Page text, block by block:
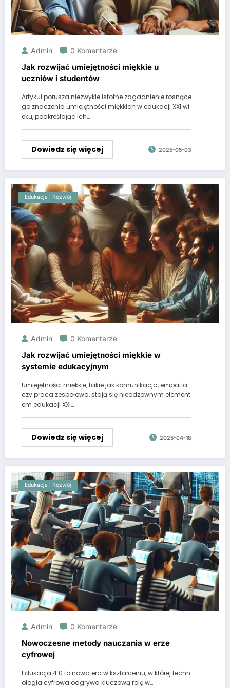
Admin 0 Komentarze
Jak rozwijać umiejętności miękkie u
uczniów i studentów
Artykuł porusza niezwykle istotne zagadnienie rosnące
go znaczenia umiejętności miękkich w edukacji XXI wi
eku, podkreślając ich…
Dowiedz się więcej 2025-05-03
Edukacja I Rozwój
Admin 0 Komentarze
Jak rozwijać umiejętności miękkie w
systemie edukacyjnym
Umiejętności miękkie, takie jak komunikacja, empatia
czy praca zespołowa, stają się nieodzownym element
em edukacji XXI…
Dowiedz się więcej 2025-04-18
Edukacja I Rozwój
Admin 0 Komentarze
Nowoczesne metody nauczania w erze
cyfrowej
Edukacja 4.0 to nowa era w kształceniu, w której techn
ologia cyfrowa odgrywa kluczową rolę w…